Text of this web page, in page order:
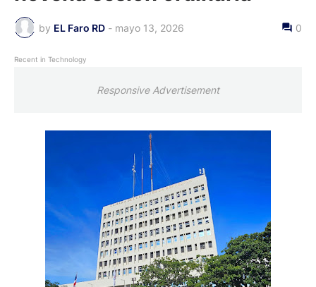
by EL Faro RD - mayo 13, 2026 0
Recent in Technology
Responsive Advertisement